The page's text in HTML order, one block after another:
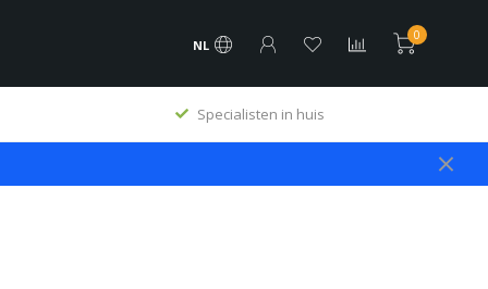
NL
0
Specialisten in huis